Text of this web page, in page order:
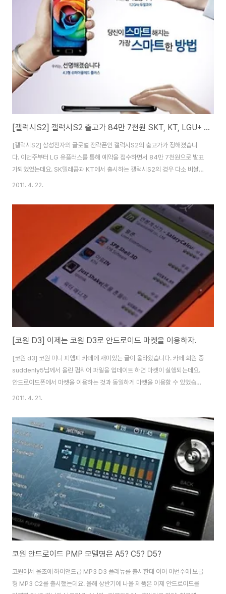
요. 한 OS에 올인해서 기기를 만들다 보니 그만큼 스카이의 안드로이드 OS를
탑재한 스마트폰은 완성도나 최적화면에서 높은 점수를 주고 있고, 최근 국내
스마트폰 시장에서 삼성에 이어 2위를 달리고 있는 원동력이 아닌가 생각됩니
다. 미라크A는 기존 미라크가 SK..
[갤럭시S2] 갤럭시S2 출고가 84만 7천원 SKT, KT, LGU+ 동일
[갤럭시S2] 삼성전자의 글로벌 전략폰인 갤럭시S2의 출고가가 정해졌습니
다. 이번주부터 LG 유플러스를 통해 예약을 접수하면서 84만 7천원으로 발표
가되었었는데요. SK텔레콤과 KT에서 출시하는 갤럭시S2의 경우 다소 비쌀
것으로 예상을 했지만 통신 3사 모두 동일한 가격인 84만 7천원으로 확정되
정도 저렴해진 가격입니다. LG 유플러스를 기준으로 5만 5천원짜리 요금제를
사용할 시 실구매가는 21만 1200원으로 월부담액은 6만 3800원을 부담하
면 된다고 합니다. 월 6만 5천원짜리 요금제를 사용할 시는 실 구매가 10만
5600원이라고합니다. 물론 KT와 SK와는 가격차이가 있을 수 있습니다. 삼
성전자는 주중에 미디어데..
2011. 4. 22.
[코원 D3] 이제는 코원 D3로 안드로이드 마켓을 이용하자.
[코원 d3] 코원 미니 피엠피 카페에 재미있는 글이 올라왔습니다. 카페 회원 중
suddenly5님께서 올린 펌웨어 파일을 업데이트 하면 마켓이 실행되는데요.
안드로이드폰에서 마켓을 이용하는 것과 동일하게 마켓을 이용할 수 있었습니
다. 펌웨어 이후에 메뉴에 마켓이 생긴걸 알 수 있었는데요. 처음 마켓을 실행하
드 마켓 화면이 나타납니다. 간단하게 이미지패러디 어플리케이션을 다운받아
설치해봤습니다. 설치가 잘되네요. 어플도 정상 작동했고, 펌웨어 업그레이드
까지 잘되네요.
2011. 4. 21.
코원 안드로이드 PMP 모델명은 A5? C5? D5?
코원에서 올초에 하이앤드급 MP3 D3 플레뉴를 출시한데 이어 이번주에 보급
형 MP3 C2를 출시했는데요. 올해 상반기에 나올 제품은 이제 안드로이드를